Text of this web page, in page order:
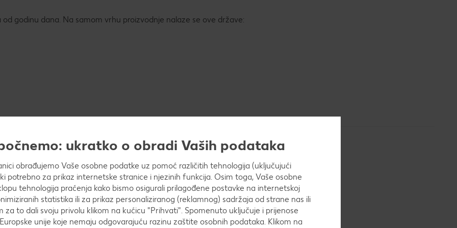
godinu dana. Na samom vrhu proizvodnje nalaze se ove države:
ukratko o obradi Vaših podataka
obrađujemo Vaše osobne podatke uz pomoć različitih tehnologija (uključujući
potrebno za prikaz internetske stranice i njezinih funkcija. Osim toga, Vaše osobne
tehnologija praćenja kako bismo osigurali prilagođene postavke na internetskoj
statistika ili za prikaz personaliziranog (reklamnog) sadržaja od strane nas ili
za to dali svoju privolu klikom na kućicu "Prihvati". Spomenuto uključuje i prijenose
unije koje nemaju odgovarajuću razinu zaštite osobnih podataka. Klikom na